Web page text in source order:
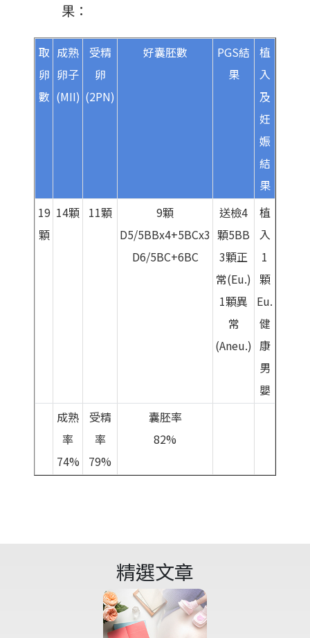
果：
取
卵
數
成熟
卵子
(MII)
受精
卵
(2PN)
好囊胚數
PGS結
果
植
入
及
妊
娠
結
果
19
顆
14顆 11顆
9顆
D5/5BBx4+5BCx3
D6/5BC+6BC
送檢4
顆5BB
3顆正
常(Eu.)
1顆異
常
(Aneu.)
植
入
1
顆
Eu.
健
康
男
嬰
成熟
率
74%
受精
率
79%
囊胚率
82%
精選文章